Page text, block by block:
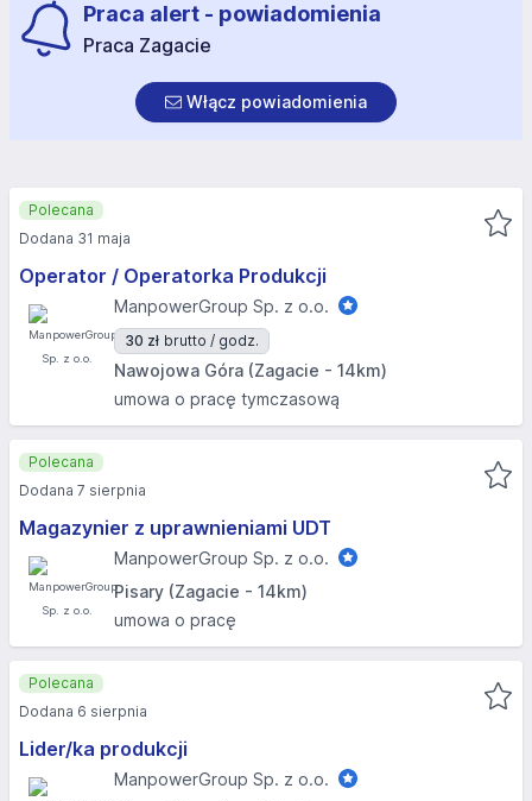
Praca alert - powiadomienia
Praca Zagacie
Włącz powiadomienia
Operator / Operatorka Produkcji
ManpowerGroup Sp. z o.o.
30 zł brutto / godz.
Nawojowa Góra (Zagacie - 14km)
umowa o pracę tymczasową
Polecana
Dodana 31 maja
Magazynier z uprawnieniami UDT
ManpowerGroup Sp. z o.o.
Pisary (Zagacie - 14km)
umowa o pracę
Polecana
Dodana 7 sierpnia
Lider/ka produkcji
ManpowerGroup Sp. z o.o.
Polecana
Dodana 6 sierpnia